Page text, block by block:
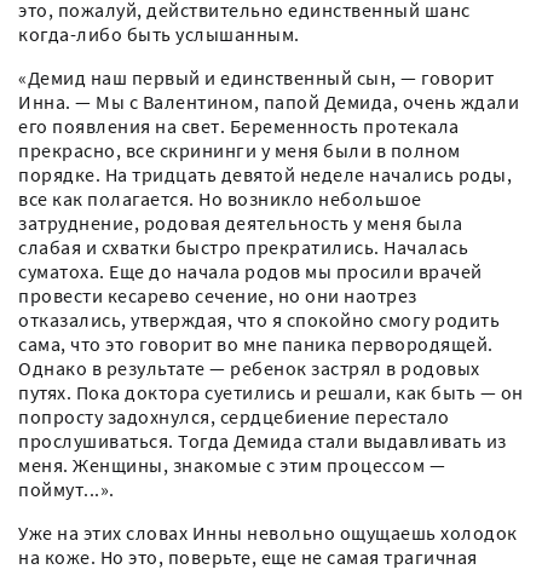
это, пожалуй, действительно единственный шанс
когда-либо быть услышанным.
«Демид наш первый и единственный сын, — говорит
Инна. — Мы с Валентином, папой Демида, очень ждали
его появления на свет. Беременность протекала
прекрасно, все скрининги у меня были в полном
порядке. На тридцать девятой неделе начались роды,
все как полагается. Но возникло небольшое
затруднение, родовая деятельность у меня была
слабая и схватки быстро прекратились. Началась
суматоха. Еще до начала родов мы просили врачей
провести кесарево сечение, но они наотрез
отказались, утверждая, что я спокойно смогу родить
сама, что это говорит во мне паника первородящей.
Однако в результате — ребенок застрял в родовых
путях. Пока доктора суетились и решали, как быть — он
попросту задохнулся, сердцебиение перестало
прослушиваться. Тогда Демида стали выдавливать из
меня. Женщины, знакомые с этим процессом —
поймут...».
Уже на этих словах Инны невольно ощущаешь холодок
на коже. Но это, поверьте, еще не самая трагичная